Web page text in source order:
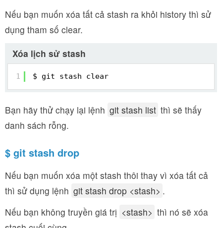
Nếu bạn muốn xóa tất cả stash ra khỏi history thì sử
dụng tham số clear.
Xóa lịch sử stash
1 $ git stash clear
Bạn hãy thử chạy lại lệnh git stash list thì sẽ thấy
danh sách rỗng.
$ git stash drop
Nếu bạn muốn xóa một stash thôi thay vì xóa tất cả
thì sử dụng lệnh git stash drop <stash> .
Nếu bạn không truyền giá trị <stash> thì nó sẽ xóa